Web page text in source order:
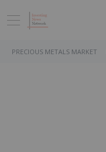
PRECIOUS METALS MARKET